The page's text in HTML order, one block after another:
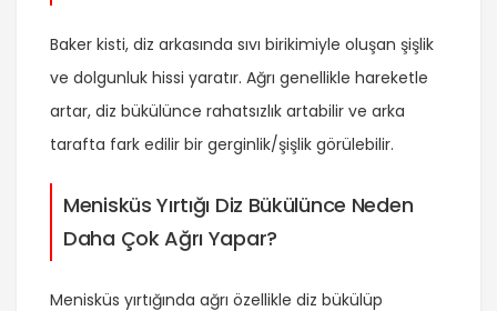
Baker kisti, diz arkasında sıvı birikimiyle oluşan şişlik
ve dolgunluk hissi yaratır. Ağrı genellikle hareketle
artar, diz bükülünce rahatsızlık artabilir ve arka
tarafta fark edilir bir gerginlik/şişlik görülebilir.
Menisküs Yırtığı Diz Bükülünce Neden
Daha Çok Ağrı Yapar?
Menisküs yırtığında ağrı özellikle diz bükülüp